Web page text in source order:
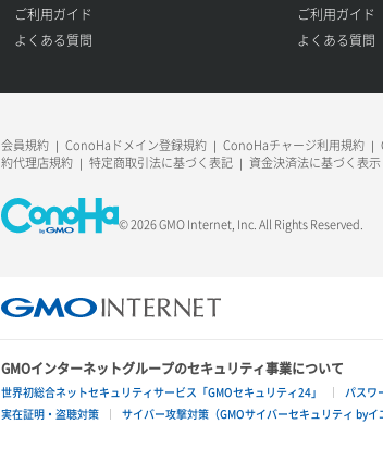
ご利用ガイド
よくある質問
ご利用ガイド
よくある質問
会員規約 ConoHaドメイン登録規約 ConoHaチャージ利用規約
約代理店規約
特定商取引法に基づく表記 資金決済法に基づく表示
© 2026 GMO Internet, Inc. All Rights Reserved.
GMOインターネットグループのセキュリティ事業について
世界初総合ネットセキュリティサービス「GMOセキュリティ24」 パスワ
実在証明・盗聴対策
サイバー攻撃対策（GMOサイバーセキュリティ byイ